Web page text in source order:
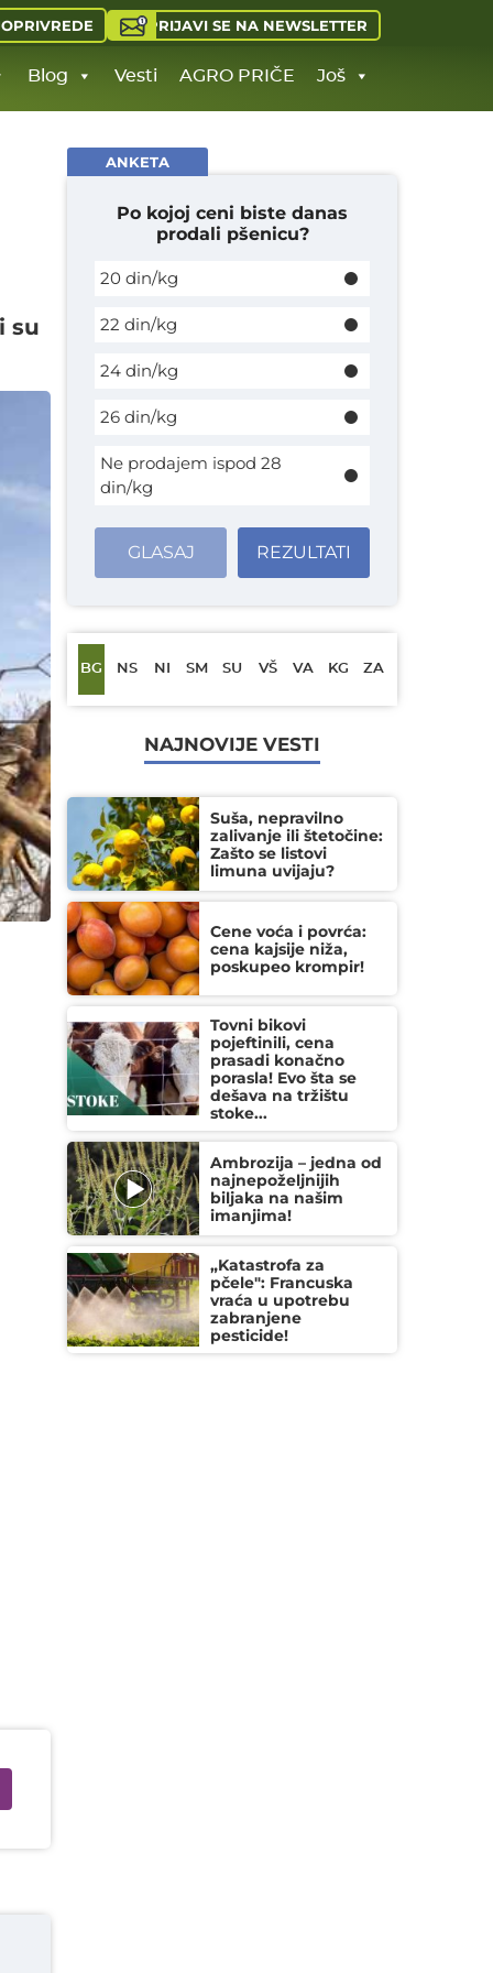
PRIJAVI SE NA NEWSLETTER
Blog Vesti AGRO PRIČE Još
su
ANKETA
Po kojoj ceni biste danas
prodali pšenicu?
20 din/kg
22 din/kg
24 din/kg
26 din/kg
Ne prodajem ispod 28
din/kg
GLASAJ REZULTATI
BG NS NI SM SU VŠ VA KG ZA
NAJNOVIJE VESTI
Suša, nepravilno
zalivanje ili štetočine:
Zašto se listovi
limuna uvijaju?
Cene voća i povrća:
cena kajsije niža,
poskupeo krompir!
Tovni bikovi
pojeftinili, cena
prasadi konačno
porasla! Evo šta se
dešava na tržištu
stoke...
Ambrozija – jedna od
najnepoželjnijih
biljaka na našim
imanjima!
„Katastrofa za
pčele": Francuska
vraća u upotrebu
zabranjene
pesticide!